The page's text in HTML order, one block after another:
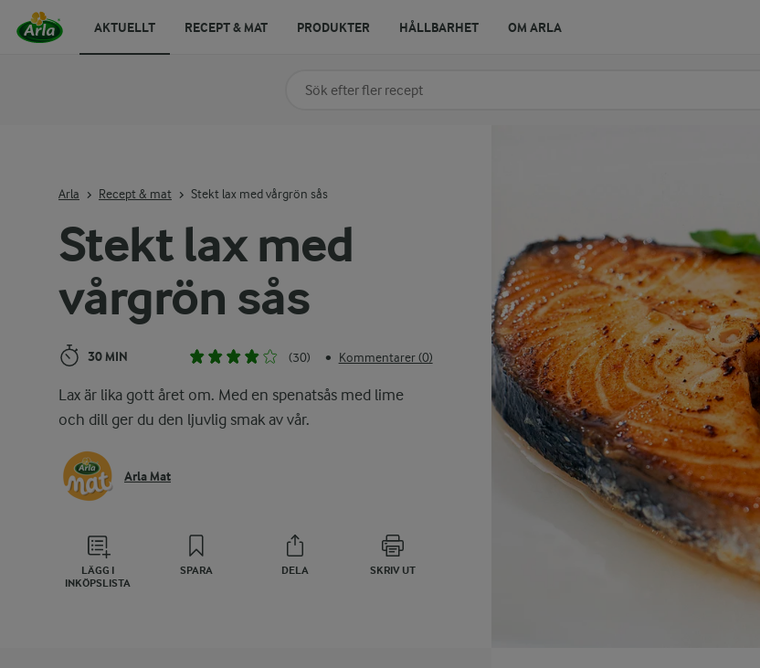
Stekt lax med
vårgrön sås
30 MIN (30) • Kommentarer (0)
Lax är lika gott året om. Med en spenatsås med lime
och dill ger du den ljuvlig smak av vår.
Arla Mat
LÄGG I
INKÖPSLISTA
SPARA DELA SKRIV UT
Arla Recept & mat Stekt lax med vårgrön sås
Sök på kategori eller ingrediens
AKTUELLT RECEPT & MAT PRODUKTER HÅLLBARHET OM ARLA